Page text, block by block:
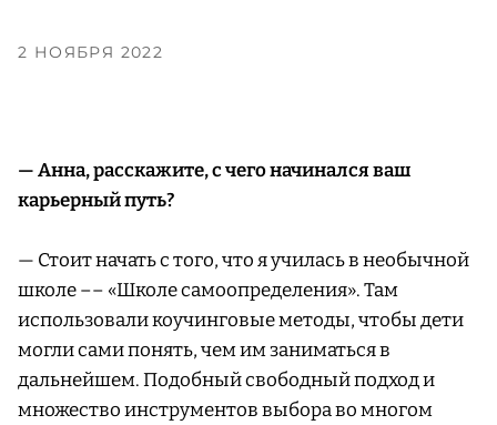
2 НОЯБРЯ 2022
— Анна, расскажите, с чего начинался ваш
карьерный путь?
— Стоит начать с того, что я училась в необычной
школе –– «Школе самоопределения». Там
использовали коучинговые методы, чтобы дети
могли сами понять, чем им заниматься в
дальнейшем. Подобный свободный подход и
множество инструментов выбора во многом